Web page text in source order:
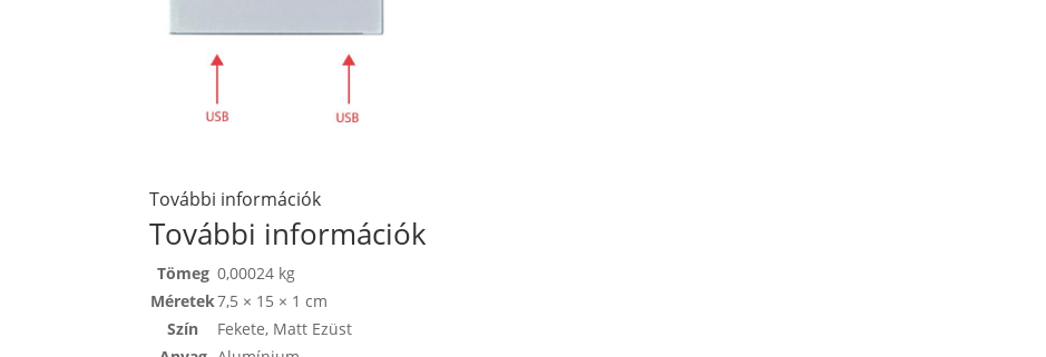
További információk
További információk
Tömeg 0,00024 kg
Méretek7,5 × 15 × 1 cm
Szín
Fekete, Matt Ezüst